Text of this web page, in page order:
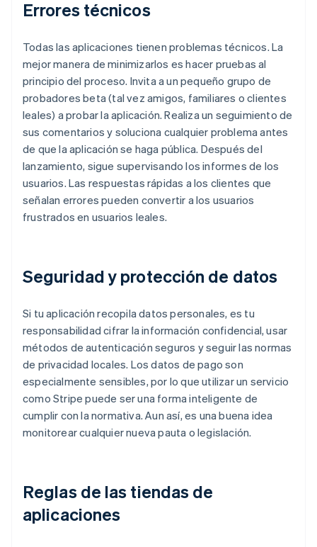
Errores técnicos
Todas las aplicaciones tienen problemas técnicos. La
mejor manera de minimizarlos es hacer pruebas al
principio del proceso. Invita a un pequeño grupo de
probadores beta (tal vez amigos, familiares o clientes
leales) a probar la aplicación. Realiza un seguimiento de
sus comentarios y soluciona cualquier problema antes
de que la aplicación se haga pública. Después del
lanzamiento, sigue supervisando los informes de los
usuarios. Las respuestas rápidas a los clientes que
señalan errores pueden convertir a los usuarios
frustrados en usuarios leales.
Seguridad y protección de datos
Si tu aplicación recopila datos personales, es tu
responsabilidad cifrar la información confidencial, usar
métodos de autenticación seguros y seguir las normas
de privacidad locales. Los datos de pago son
especialmente sensibles, por lo que utilizar un servicio
como Stripe puede ser una forma inteligente de
cumplir con la normativa. Aun así, es una buena idea
monitorear cualquier nueva pauta o legislación.
Reglas de las tiendas de
aplicaciones